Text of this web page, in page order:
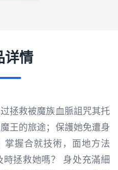
详情
拯救被魔族血脈詛咒其托
王的旅途；保護她免遭身
掌握合就技術，面地方法
拯救她嗎？ 身处充滿細